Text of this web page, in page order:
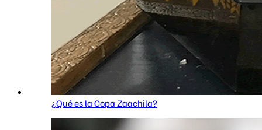
¿Qué es la Copa Zaachila?